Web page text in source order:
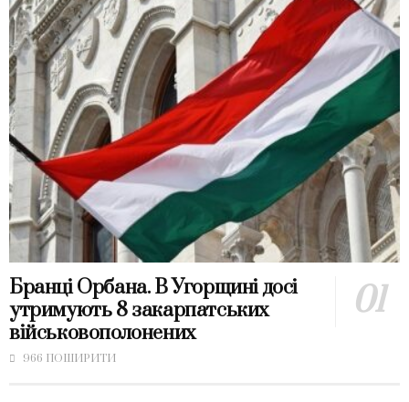
Бранці Орбана. В Угорщині досі
утримують 8 закарпатських
військовополонених
966 ПОШИРИТИ